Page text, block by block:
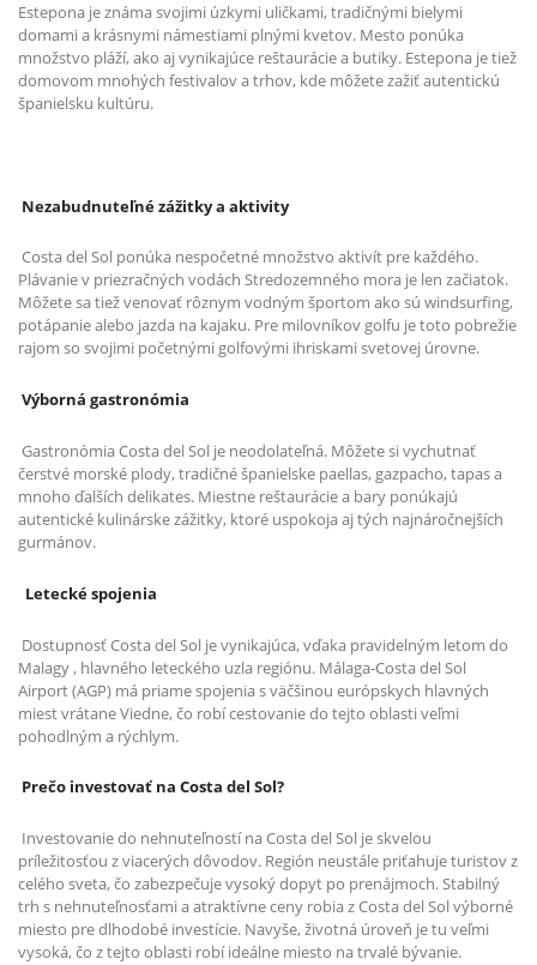
Estepona je známa svojimi úzkymi uličkami, tradičnými bielymi
domami a krásnymi námestiami plnými kvetov. Mesto ponúka
množstvo pláží, ako aj vynikajúce reštaurácie a butiky. Estepona je tiež
domovom mnohých festivalov a trhov, kde môžete zažiť autentickú
španielsku kultúru.
Nezabudnuteľné zážitky a aktivity
Costa del Sol ponúka nespočetné množstvo aktivít pre každého.
Plávanie v priezračných vodách Stredozemného mora je len začiatok.
Môžete sa tiež venovať rôznym vodným športom ako sú windsurfing,
potápanie alebo jazda na kajaku. Pre milovníkov golfu je toto pobrežie
rajom so svojimi početnými golfovými ihriskami svetovej úrovne.
Výborná gastronómia
Gastronómia Costa del Sol je neodolateľná. Môžete si vychutnať
čerstvé morské plody, tradičné španielske paellas, gazpacho, tapas a
mnoho ďalších delikates. Miestne reštaurácie a bary ponúkajú
autentické kulinárske zážitky, ktoré uspokoja aj tých najnáročnejších
gurmánov.
Letecké spojenia
Dostupnosť Costa del Sol je vynikajúca, vďaka pravidelným letom do
Malagy , hlavného leteckého uzla regiónu. Málaga-Costa del Sol
Airport (AGP) má priame spojenia s väčšinou európskych hlavných
miest vrátane Viedne, čo robí cestovanie do tejto oblasti veľmi
pohodlným a rýchlym.
Prečo investovať na Costa del Sol?
Investovanie do nehnuteľností na Costa del Sol je skvelou
príležitosťou z viacerých dôvodov. Región neustále priťahuje turistov z
celého sveta, čo zabezpečuje vysoký dopyt po prenájmoch. Stabilný
trh s nehnuteľnosťami a atraktívne ceny robia z Costa del Sol výborné
miesto pre dlhodobé investície. Navyše, životná úroveň je tu veľmi
vysoká, čo z tejto oblasti robí ideálne miesto na trvalé bývanie.